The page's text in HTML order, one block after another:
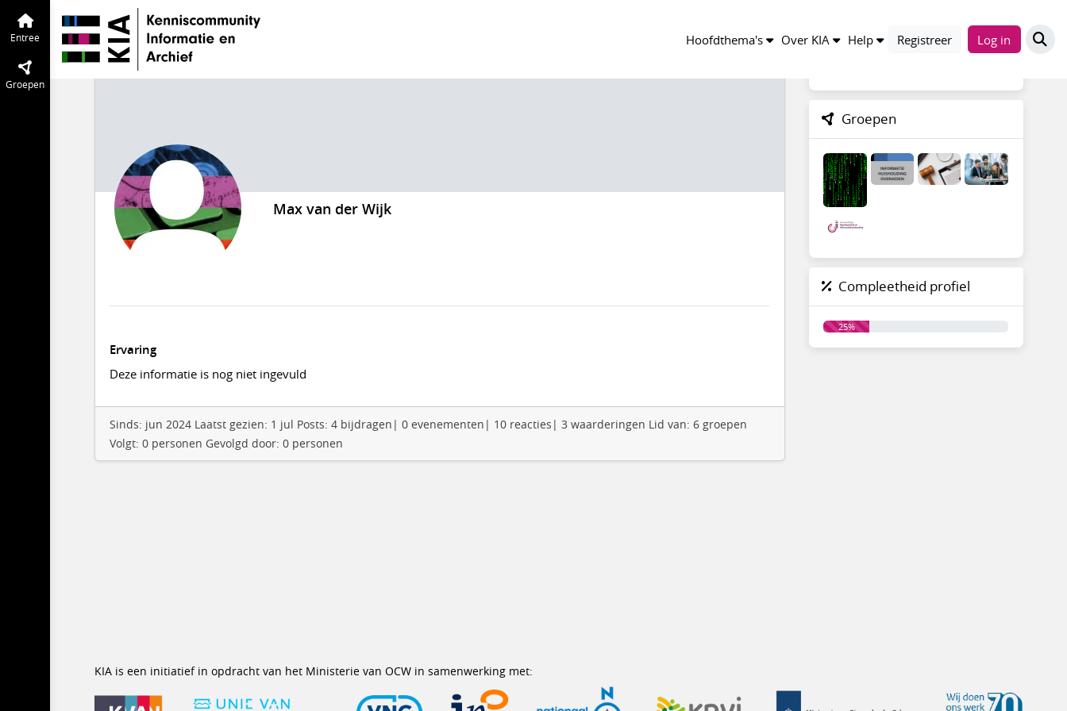
Hoofdthema's Over KIA Help Registreer Log in
Entree
Groepen
Max van der Wijk
Ervaring
Deze informatie is nog niet ingevuld
Sinds: jun 2024 Laatst gezien: 1 jul Posts: 4 bijdragen| 0 evenementen| 10 reacties| 3 waarderingen Lid van: 6 groepen
Volgt: 0 personen Gevolgd door: 0 personen
Groepen
Compleetheid profiel
25%
KIA is een initiatief in opdracht van het Ministerie van OCW in samenwerking met: